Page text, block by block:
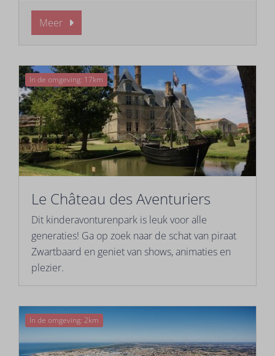
Meer
In de omgeving: 17km
Le Château des Aventuriers
Dit kinderavonturenpark is leuk voor alle
generaties! Ga op zoek naar de schat van piraat
Zwartbaard en geniet van shows, animaties en
plezier.
In de omgeving: 2km